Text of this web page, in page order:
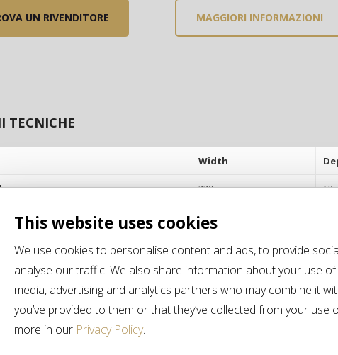
This website uses cookies
We use cookies to personalise content and ads, to provide
analyse our traffic. We also share information about your use
media, advertising and analytics partners who may combine it
you’ve provided to them or that they’ve collected from your use
more in our Privacy Policy.
UN RIVENDITORE MAGGIORI INFORMAZIONI
TECNICHE
Width
230 cm 62
PRODOTTI